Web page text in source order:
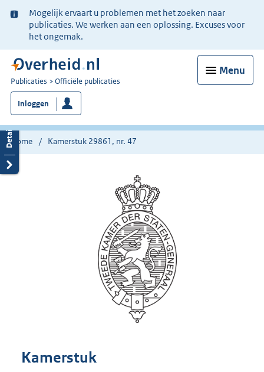
Ter
informatie:
Mogelijk ervaart u problemen met het zoeken naar
publicaties. We werken aan een oplossing. Excuses voor
het ongemak.
Menu
U
bent
nu
hier:
Publicaties Officiële publicaties
Inloggen
Home Kamerstuk 29861, nr. 47
Kamerstuk